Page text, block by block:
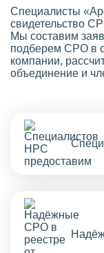
Специалисты
свидетельство
Мы составим
подберем СРО в
компании,
объединение и